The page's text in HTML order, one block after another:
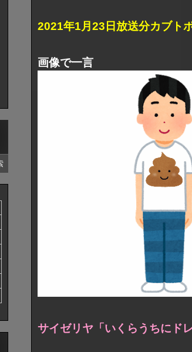
2021年1月23日放送分カブト
画像で一言
サイゼリヤ「いくらうちにド